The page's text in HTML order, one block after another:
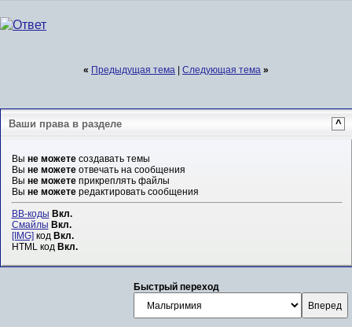
« Предыдущая тема | Следующая тема »
Ваши права в разделе ^
Вы не можетесоздавать темы
Вы не можетеотвечать на сообщения
Вы не можетеприкреплять файлы
Вы не можетередактировать сообщения
BB-коды Вкл.
Смайлы Вкл.
[IMG]код Вкл.
HTML код Вкл.
Быстрый переход